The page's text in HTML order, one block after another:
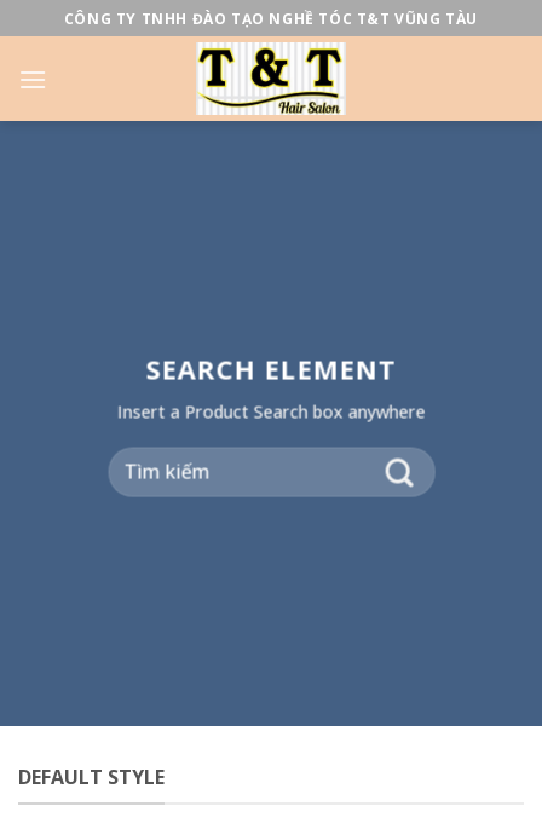
to
content
CÔNG TY TNHH ĐÀO TẠO NGHỀ TÓC T&T VŨNG TÀU
SEARCH ELEMENT
Insert a Product Search box anywhere
DEFAULT STYLE